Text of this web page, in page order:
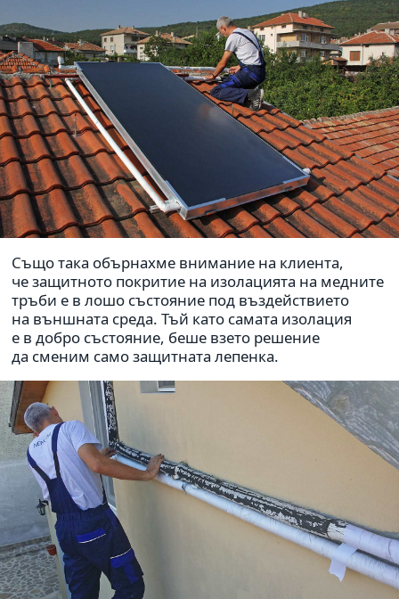
Също така обър­на­хме вни­ма­ние на кли­ента,
че защит­ното покри­тие на изо­ла­ци­ята на мед­ните
тръби е в лошо състо­я­ние под въз­дей­стви­ето
на външ­ната среда. Тъй като самата изо­ла­ция
е в добро състо­я­ние, беше взето реше­ние
да сменим само защит­ната лепенка.